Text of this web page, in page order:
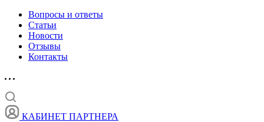
Вопросы и ответы
Статьи
Новости
Отзывы
Контакты
КАБИНЕТ ПАРТНЕРА